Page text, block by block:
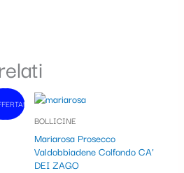
BOLLICINE
Mariarosa Prosecco
Valdobbiadene Colfondo CA’
DEI ZAGO